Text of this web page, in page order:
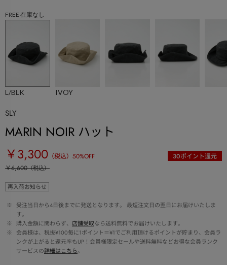
FREE 在庫なし
L/BLK IVOY
SLY
MARIN NOIR ハット
￥3,300 （税込） 50%OFF 30ポイント還元
￥6,600（税込）
再入荷お知らせ
※
受注当日から4日後までに発送となります。 最短注文日の翌日にお届けいたしま
す。
※
購入金額に関わらず、 店舗受取なら送料無料でお届けいたします。
※
会員様は、税抜¥100毎に1ポイント＝¥1でご利用頂けるポイントが貯まり、会員ラ
ンクが上がると還元率もUP！会員様限定セールや送料無料などお得な会員ランク
サービスの詳細はこちら。